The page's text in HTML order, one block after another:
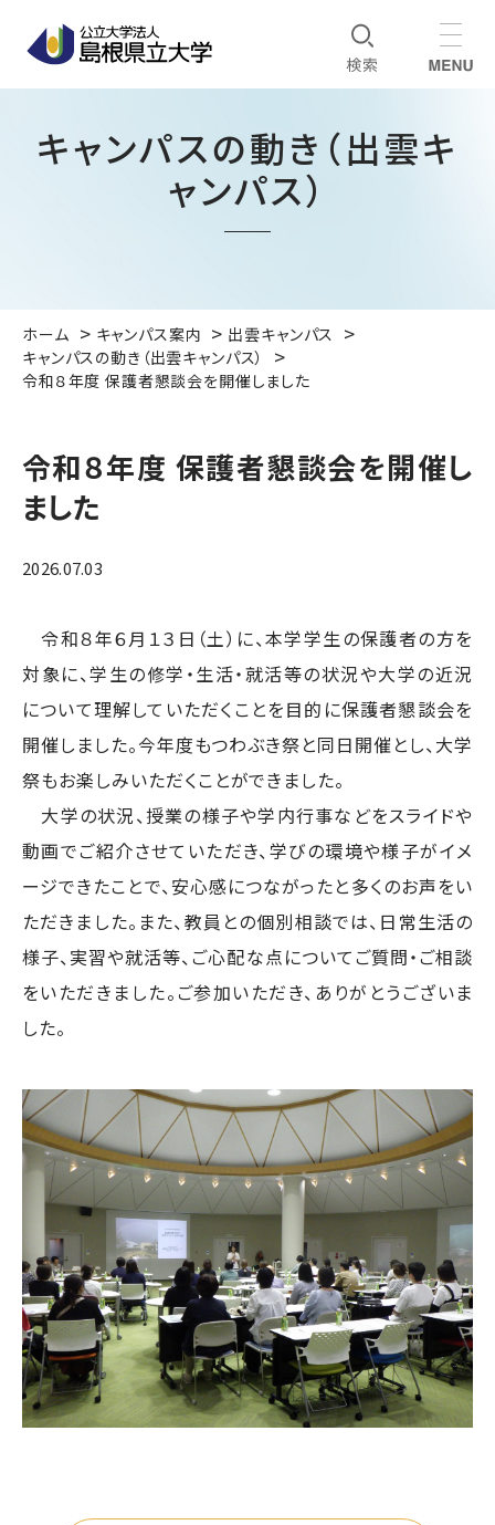
キャンパスの動き（出雲キ
ャンパス）
ホーム キャンパス案内
出雲キャンパス
キャンパスの動き（出雲キャンパス）
令和８年度 保護者懇談会を開催しました
令和８年度 保護者懇談会を開催し
ました
2026.07.03
令和８年６月１３日（土）に、本学学生の保護者の方を
対象に、学生の修学・生活・就活等の状況や大学の近況
について理解していただくことを目的に保護者懇談会を
開催しました。今年度もつわぶき祭と同日開催とし、大学
祭もお楽しみいただくことができました。
大学の状況、授業の様子や学内行事などをスライドや
動画でご紹介させていただき、学びの環境や様子がイメ
ージできたことで、安心感につながったと多くのお声をい
ただきました。また、教員との個別相談では、日常生活の
様子、実習や就活等、ご心配な点についてご質問・ご相談
をいただきました。ご参加いただき、ありがとうございま
した。